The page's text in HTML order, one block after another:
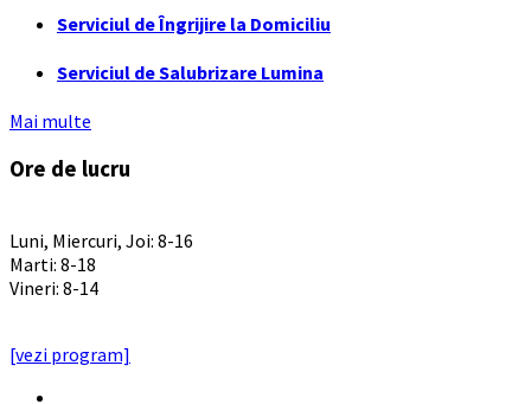
Serviciul de Îngrijire la Domiciliu
Serviciul de Salubrizare Lumina
Mai multe
Ore de lucru
Luni, Miercuri, Joi: 8-16
Marti: 8-18
Vineri: 8-14
[vezi program]